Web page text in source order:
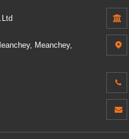
Meanchey,